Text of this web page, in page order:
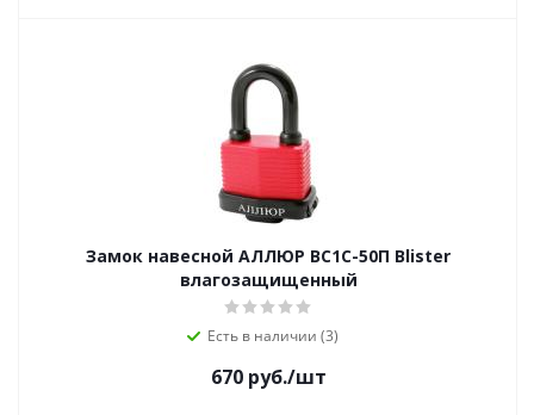
Замок навесной АЛЛЮР ВС1С-50П Blister
влагозащищенный
Есть в наличии (3)
670руб./шт